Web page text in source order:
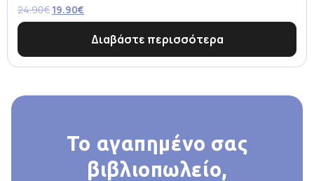
24.90€ 19.90€
Διαβάστε περισσότερα
Το αγαπημένο σας
βιβλιοπωλείο,